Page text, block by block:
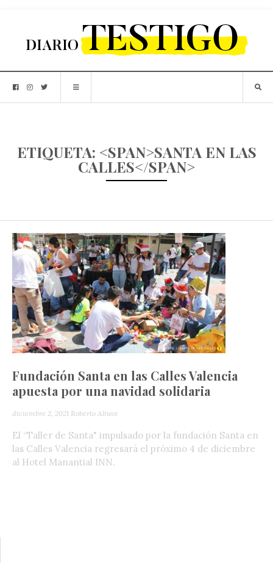
ETIQUETA: <SPAN>SANTA EN LAS
CALLES</SPAN>
Fundación Santa en las Calles Valencia
apuesta por una navidad solidaria
diciembre 2, 2021 Roberto Altuve
El “Taller de Santa" impulsado por la fundación Santa en
las Calles Valencia regresará el próximo 4 de diciembre
al Hotel Manantial INN.